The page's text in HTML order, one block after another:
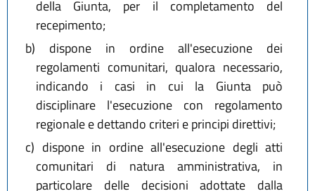
della Giunta, per il completamento del
recepimento;
b) dispone in ordine all'esecuzione dei
regolamenti comunitari, qualora necessario,
indicando i casi in cui la Giunta può
disciplinare l'esecuzione con regolamento
regionale e dettando criteri e principi direttivi;
c) dispone in ordine all'esecuzione degli atti
comunitari di natura amministrativa, in
particolare delle decisioni adottate dalla